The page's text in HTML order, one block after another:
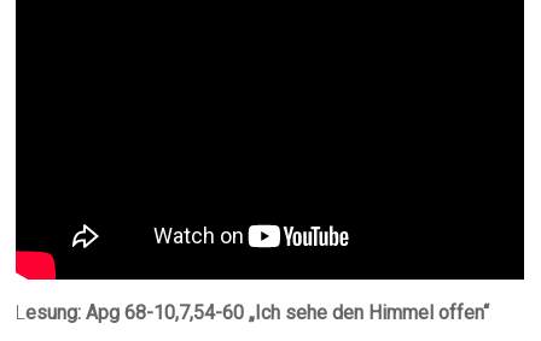
Lesung: Apg 68-10,7,54-60 „Ich sehe den Himmel offen“